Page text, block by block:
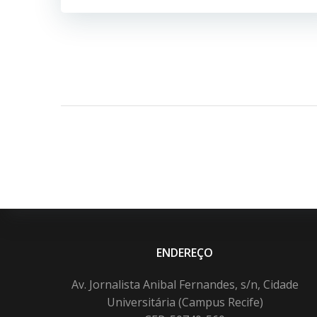
ENDEREÇO
Av. Jornalista Anibal Fernandes, s/n, Cidade
Universitária (Campus Recife)